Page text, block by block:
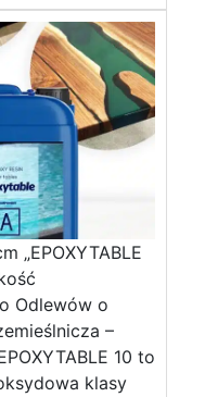
„EPOXYTABLE
Odlewów o
–
10 to
klasy